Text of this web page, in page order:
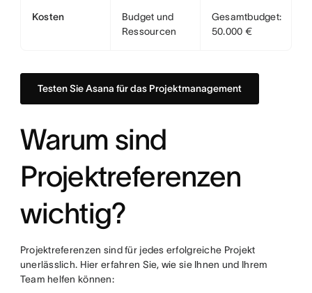
Kosten
Budget und
Ressourcen
Gesamtbudget:
50.000 €
Testen Sie Asana für das Projektmanagement
Warum sind
Projektreferenzen
wichtig?
Projektreferenzen sind für jedes erfolgreiche Projekt
unerlässlich. Hier erfahren Sie, wie sie Ihnen und Ihrem
Team helfen können: